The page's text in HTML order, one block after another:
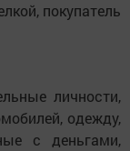
покупатель
личности,
одежду,
с деньгами,